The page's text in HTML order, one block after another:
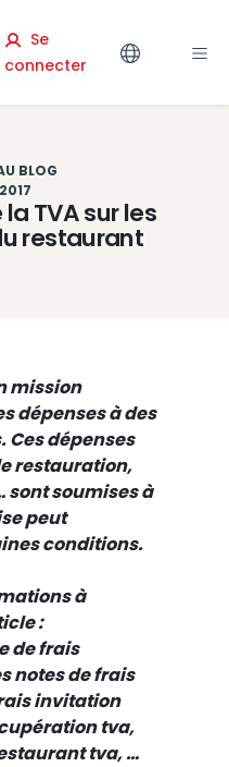
Se
connecter
BLOG
TVA sur les
restaurant
mission
dépenses à des
dépenses
restauration,
sont soumises à
peut
conditions.
à
:
de frais
notes de frais
invitation
tva,
tva, …